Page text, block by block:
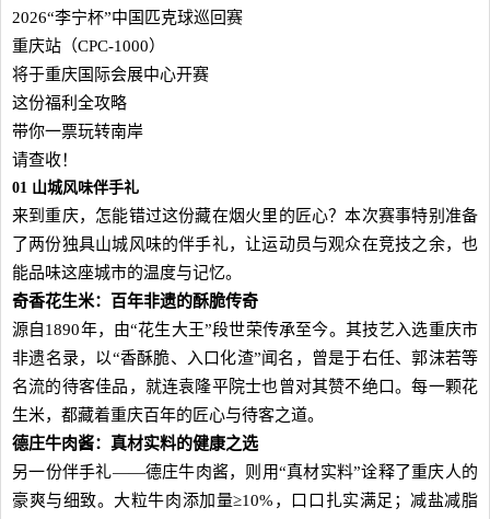
2026“李宁杯”中国匹克球巡回赛
重庆站（CPC-1000）
将于重庆国际会展中心开赛
这份福利全攻略
带你一票玩转南岸
请查收！
01 山城风味伴手礼
来到重庆，怎能错过这份藏在烟火里的匠心？本次赛事特别准备
了两份独具山城风味的伴手礼，让运动员与观众在竞技之余，也
能品味这座城市的温度与记忆。
奇香花生米：百年非遗的酥脆传奇
源自1890年，由“花生大王”段世荣传承至今。其技艺入选重庆市
非遗名录，以“香酥脆、入口化渣”闻名，曾是于右任、郭沫若等
名流的待客佳品，就连袁隆平院士也曾对其赞不绝口。每一颗花
生米，都藏着重庆百年的匠心与待客之道。
德庄牛肉酱：真材实料的健康之选
另一份伴手礼——德庄牛肉酱，则用“真材实料”诠释了重庆人的
豪爽与细致。大粒牛肉添加量≥10%，口口扎实满足；减盐减脂